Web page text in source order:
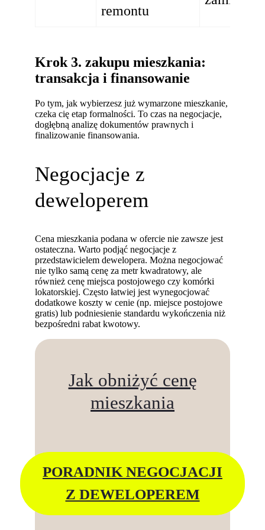
remontu
Krok 3. zakupu mieszkania:
transakcja i finansowanie
Po tym, jak wybierzesz już wymarzone mieszkanie,
czeka cię etap formalności. To czas na negocjacje,
dogłębną analizę dokumentów prawnych i
finalizowanie finansowania.
Negocjacje z
deweloperem
Cena mieszkania podana w ofercie nie zawsze jest
ostateczna. Warto podjąć negocjacje z
przedstawicielem dewelopera. Można negocjować
nie tylko samą cenę za metr kwadratowy, ale
również cenę miejsca postojowego czy komórki
lokatorskiej. Często łatwiej jest wynegocjować
dodatkowe koszty w cenie (np. miejsce postojowe
gratis) lub podniesienie standardu wykończenia niż
bezpośredni rabat kwotowy.
Jak obniżyć cenę
mieszkania
PORADNIK NEGOCJACJI
Z DEWELOPEREM